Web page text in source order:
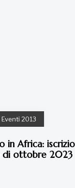
Eventi 2013
in Africa:
di ottobre 2023